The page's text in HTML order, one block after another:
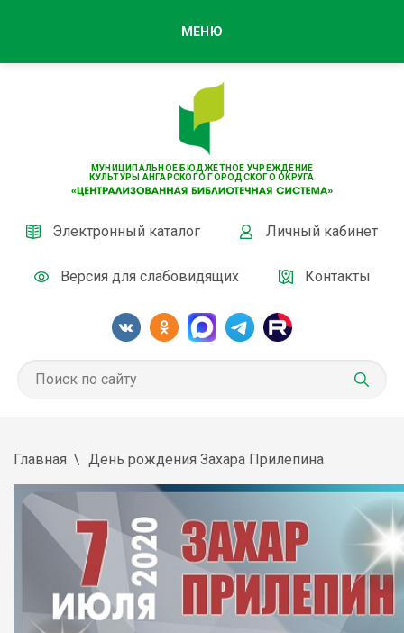
МУНИЦИПАЛЬНОЕ БЮДЖЕТНОЕ УЧРЕЖДЕНИЕ
КУЛЬТУРЫ АНГАРСКОГО ГОРОДСКОГО ОКРУГА
Электронный каталог Личный кабинет
Версия для слабовидящих Контакты
МЕНЮ
Главная День рождения Захара Прилепина